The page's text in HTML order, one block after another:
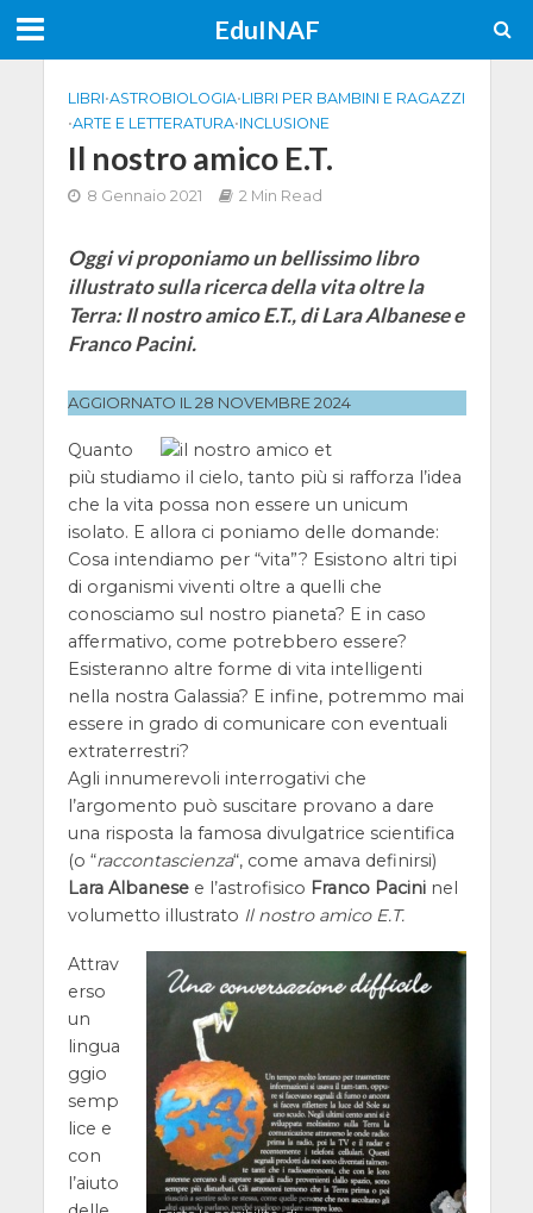
EduINAF
LIBRI•ASTROBIOLOGIA•LIBRI PER BAMBINI E RAGAZZI
•ARTE E LETTERATURA•INCLUSIONE
Il nostro amico E.T.
8 Gennaio 2021 2 Min Read
Oggi vi proponiamo un bellissimo libro
illustrato sulla ricerca della vita oltre la
Terra: Il nostro amico E.T., di Lara Albanese e
Franco Pacini.
AGGIORNATO IL 28 NOVEMBRE 2024
Quanto
più studiamo il cielo, tanto più si rafforza l’idea
che la vita possa non essere un unicum
isolato. E allora ci poniamo delle domande:
Cosa intendiamo per “vita”? Esistono altri tipi
di organismi viventi oltre a quelli che
conosciamo sul nostro pianeta? E in caso
affermativo, come potrebbero essere?
Esisteranno altre forme di vita intelligenti
nella nostra Galassia? E infine, potremmo mai
essere in grado di comunicare con eventuali
extraterrestri?
Agli innumerevoli interrogativi che
l’argomento può suscitare provano a dare
una risposta la famosa divulgatrice scientifica
(o “raccontascienza“, come amava definirsi)
Lara Albanesee l’astrofisico Franco Pacininel
volumetto illustrato Il nostro amico E.T.
Attrav
erso
un
lingua
ggio
semp
lice e
con
l’aiuto